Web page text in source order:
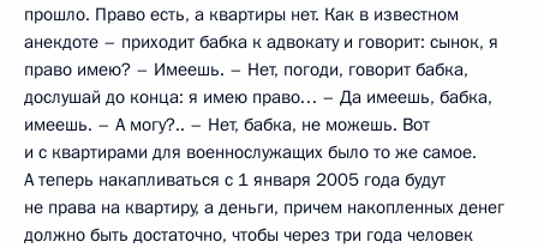
прошло. Право есть, а квартиры нет. Как в известном
анекдоте – приходит бабка к адвокату и говорит: сынок, я
право имею? – Имеешь. – Нет, погоди, говорит бабка,
дослушай до конца: я имею право… – Да имеешь, бабка,
имеешь. – А могу?.. – Нет, бабка, не можешь. Вот
и с квартирами для военнослужащих было то же самое.
А теперь накапливаться с 1 января 2005 года будут
не права на квартиру, а деньги, причем накопленных денег
должно быть достаточно, чтобы через три года человек